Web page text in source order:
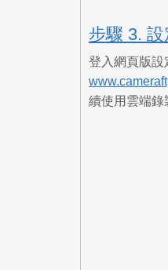
步驟 3.
登入網頁版設
續使用雲端錄